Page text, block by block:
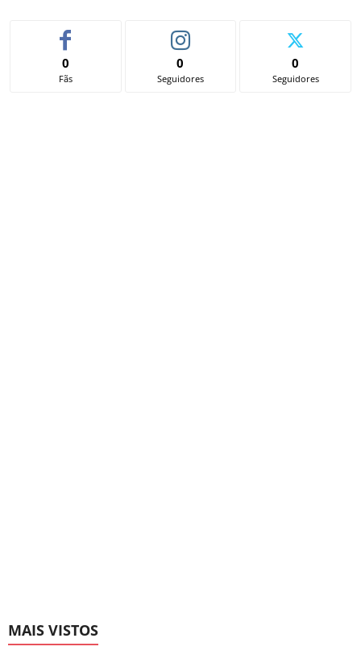
0
Fãs
0
Seguidores
0
Seguidores
MAIS VISTOS